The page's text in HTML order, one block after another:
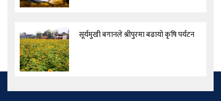
सूर्यमुखी बगानले श्रीपुरमा बढायो कृषि पर्यटन